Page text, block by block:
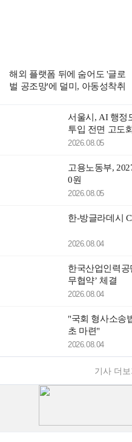
해외 플랫폼 뒤에 숨어도 '글로
벌 공조망'에 덜미, 아동성착취
서울시, AI 행정
투입 전면 고도
2026.08.05
고용노동부,
0원
2026.08.05
한-방글라데시
2026.08.04
한국산업인력공
무협약’ 체결
2026.08.04
"국회 형사소송
초 마련"
2026.08.04
기사 더보